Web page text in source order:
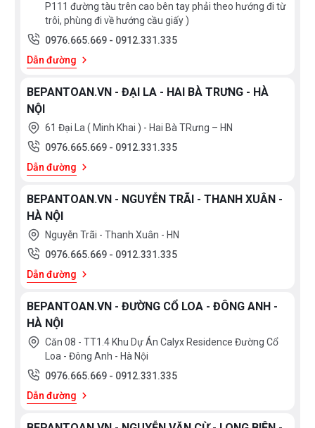
+ Công nghệ Warm spa sẽ tạo ra dòng nước ấm áp
hơn nhờ hạn chế việc thoát nhiệt. Dòng chảy nhẹ nhàng
giúp ngăn chặn quá trình tản nhiệt. Nước ôm lấy và
nhanh chóng làm ấm cơ thể. Chức năng này không chỉ
được tích hợp ở sen cây mà cả ở sen tắm cầm tay,
thích hợp cho những lúc bạn thật sự cần thư giãn, hay
trước khi ngủ.
+ Bát sen thường có diện tích rộng để tạo dòng chảy
trong bát sen. Nhằm tạo thêm tính năng cho bát sen
cũng như tăng cảm giác thoải mái cho người dùng. Từ
đó tốc độ dòng chảy được kiểm soát bên trong bát
sen, tạo ra dòng nước như thác đổ nhẹ nhàng, sang
trọng mà không văng quá mạnh tạo cảm giác thoải
mái cho người dùng nhiều nhất.
+ Công nghệ Air in (Dòng nước ngậm khí)
Bát sen bổ sung khí vào nước mang lại trải nghiệm
tắm thú vị hơn, khiến dòng nước mạnh mẽ nhưng
không làm tăng lượng nước sử dụng.
P111 đường tàu trên cao bên tay phải theo hướng đi từ
trôi, phùng đi về hướng cầu giấy )
0976.665.669 - 0912.331.335
Dẫn đường
BEPANTOAN.VN - ĐẠI LA - HAI BÀ TRƯNG - HÀ
NỘI
61 Đại La ( Minh Khai ) - Hai Bà TRưng – HN
0976.665.669 - 0912.331.335
Dẫn đường
BEPANTOAN.VN - NGUYỄN TRÃI - THANH XUÂN -
HÀ NỘI
Nguyễn Trãi - Thanh Xuân - HN
0976.665.669 - 0912.331.335
Dẫn đường
BEPANTOAN.VN - ĐƯỜNG CỔ LOA - ĐÔNG ANH -
HÀ NỘI
Căn 08 - TT1.4 Khu Dự Án Calyx Residence Đường Cổ
Loa - Đông Anh - Hà Nội
0976.665.669 - 0912.331.335
Dẫn đường